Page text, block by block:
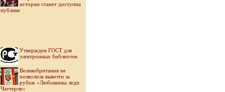
истории станет доступна
публике
Утвержден ГОСТ для
электронных библиотек
Великобритания не
позволила вывезти за
рубеж «Любовника леди
Чаттерли»